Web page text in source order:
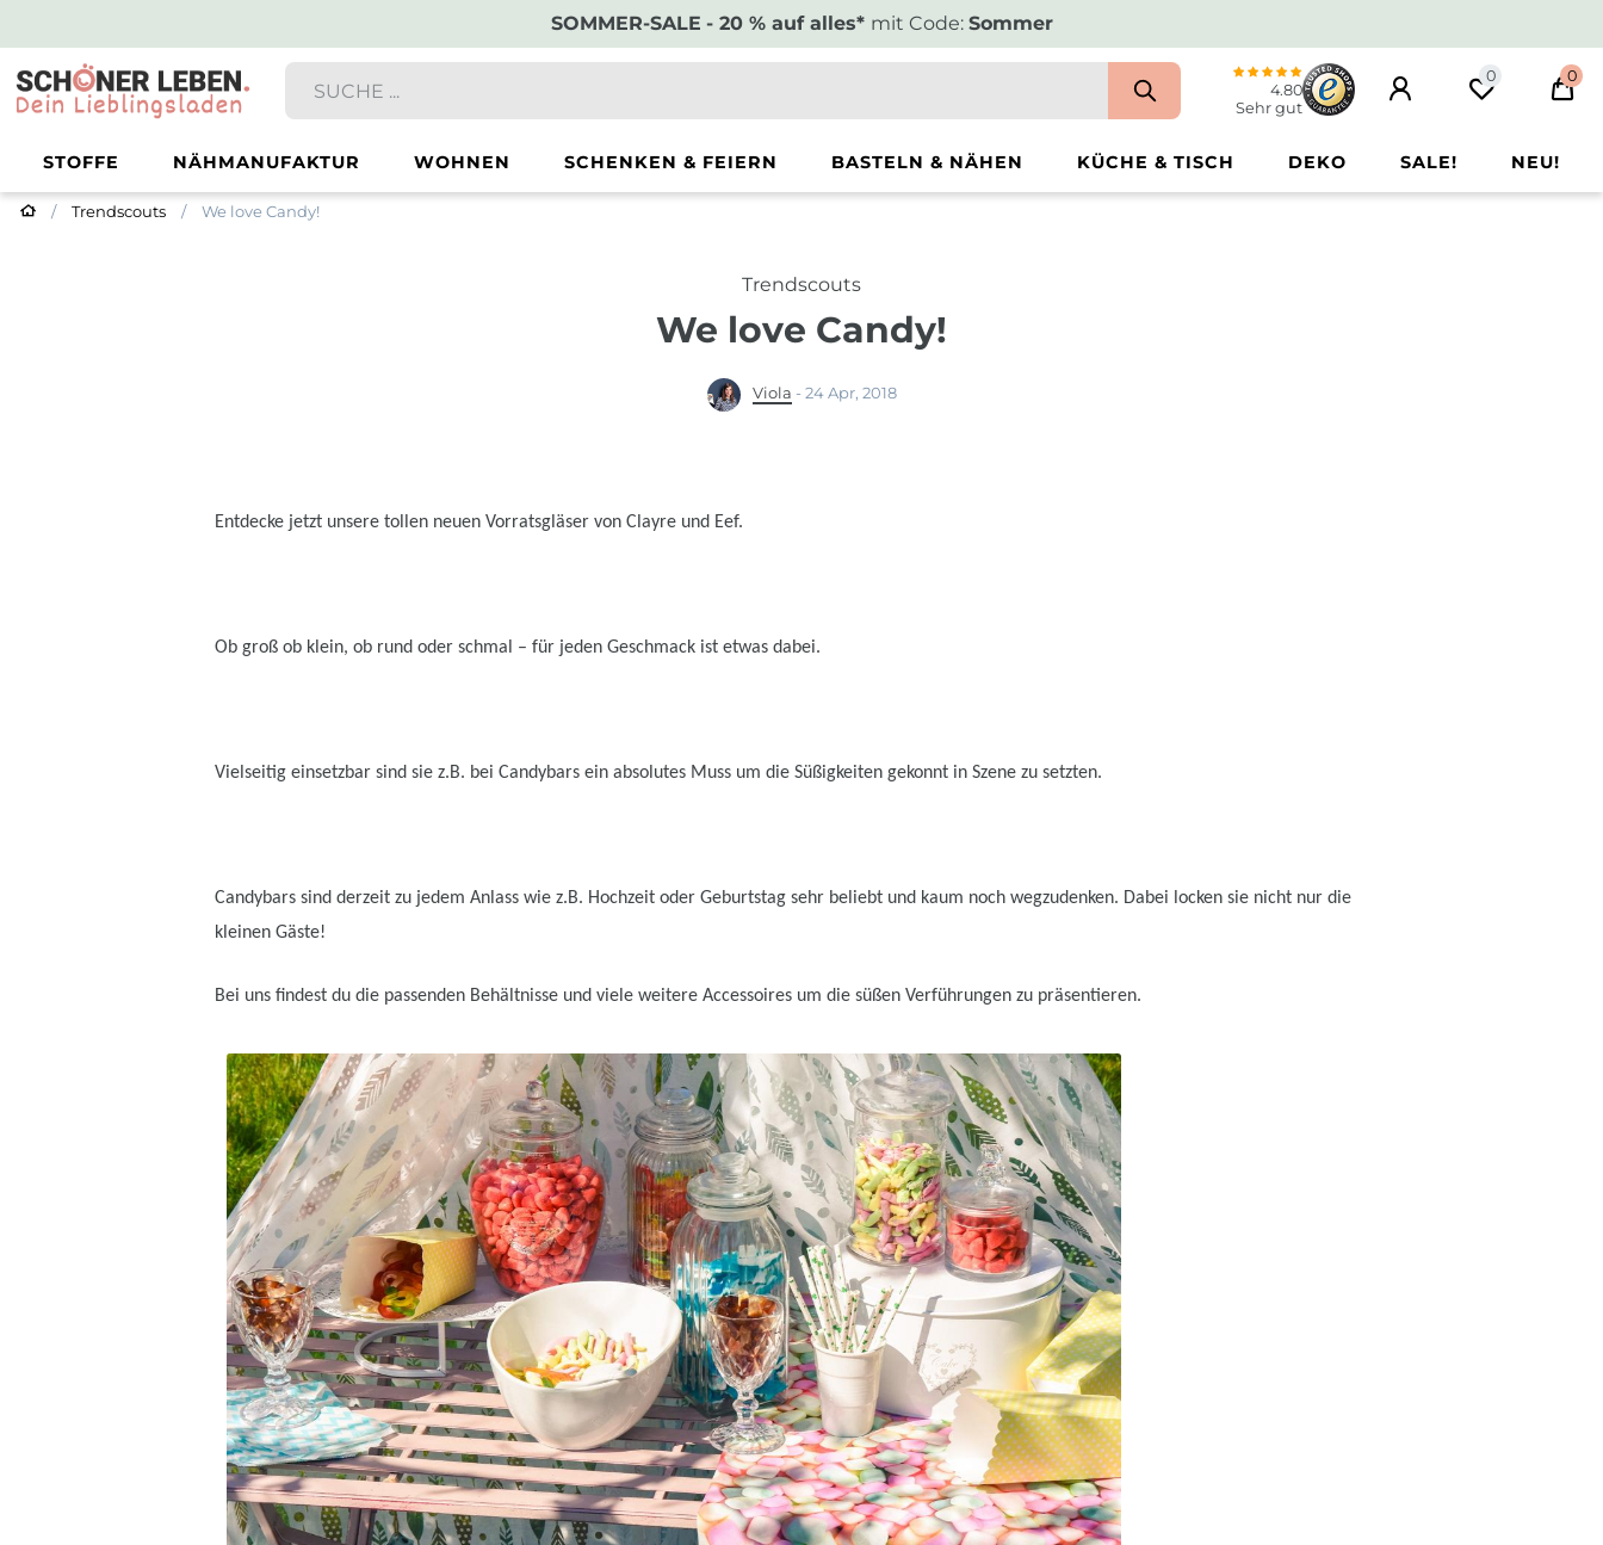
SOMMER-SALE - 20 % auf alles* mit Code: Sommer
4.80
Sehr gut
0 0
STOFFE NÄHMANUFAKTUR WOHNEN SCHENKEN & FEIERN BASTELN & NÄHEN KÜCHE & TISCH DEKO SALE! NEU!
Trendscouts We love Candy!
Trendscouts
We love Candy!
Viola - 24 Apr, 2018
Entdecke jetzt unsere tollen neuen Vorratsgläser von Clayre und Eef.
Ob groß ob klein, ob rund oder schmal – für jeden Geschmack ist etwas dabei.
Vielseitig einsetzbar sind sie z.B. bei Candybars ein absolutes Muss um die Süßigkeiten gekonnt in Szene zu setzten.
Candybars sind derzeit zu jedem Anlass wie z.B. Hochzeit oder Geburtstag sehr beliebt und kaum noch wegzudenken. Dabei locken sie nicht nur die
kleinen Gäste!
Bei uns findest du die passenden Behältnisse und viele weitere Accessoires um die süßen Verführungen zu präsentieren.